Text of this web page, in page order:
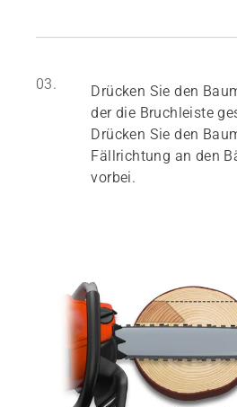
03.
Drücken Sie den
der die Bruchleiste
Drücken Sie den
Fällrichtung an den
vorbei.